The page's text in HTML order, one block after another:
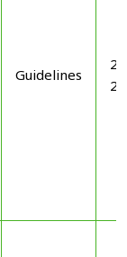
Guidelines